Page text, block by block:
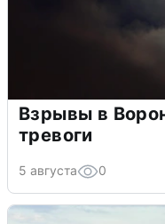
Взрывы в
тревоги
5 августа 0